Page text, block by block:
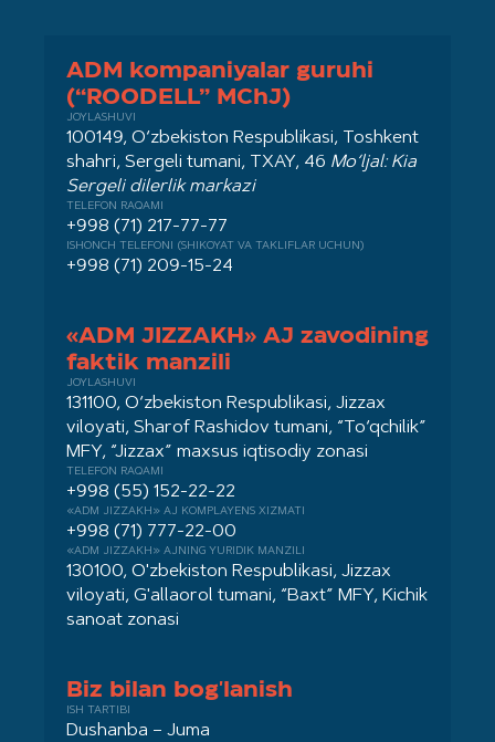
ADM kompaniyalar guruhi
(“ROODELL” MChJ)
JOYLASHUVI
100149, O‘zbekiston Respublikasi, Toshkent
shahri, Sergeli tumani, TXAY, 46 Mo‘ljal: Kia
Sergeli dilerlik markazi
TELEFON RAQAMI
+998 (71) 217-77-77
ISHONCH TELEFONI (SHIKOYAT VA TAKLIFLAR UCHUN)
+998 (71) 209-15-24
«ADM JIZZAKH» AJ zavodining
faktik manzili
JOYLASHUVI
131100, O‘zbekiston Respublikasi, Jizzax
viloyati, Sharof Rashidov tumani, “To‘qchilik”
MFY, “Jizzax” maxsus iqtisodiy zonasi
TELEFON RAQAMI
+998 (55) 152-22-22
«ADM JIZZAKH» AJ KOMPLAYENS XIZMATI
+998 (71) 777-22-00
«ADM JIZZAKH» AJNING YURIDIK MANZILI
130100, O'zbekiston Respublikasi, Jizzax
viloyati, G'allaorol tumani, “Baxt” MFY, Kichik
sanoat zonasi
Biz bilan bog'lanish
ISH TARTIBI
Dushanba – Juma